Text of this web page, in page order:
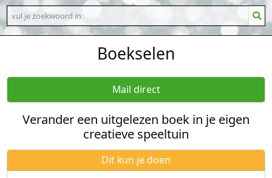
Boekselen
Mail direct
Verander een uitgelezen boek in je eigen
creatieve speeltuin
Dit kun je doen